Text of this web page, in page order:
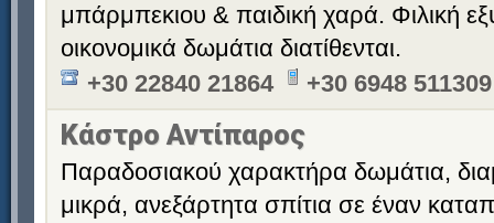
μπάρμπεκιου & παιδική χαρά. Φιλική
οικονομικά δωμάτια διατίθενται.
+30 22840 21864
+30 6948 511309
Κάστρο Αντίπαρος
Παραδοσιακού χαρακτήρα δωμάτια,
μικρά, ανεξάρτητα σπίτια σε έναν